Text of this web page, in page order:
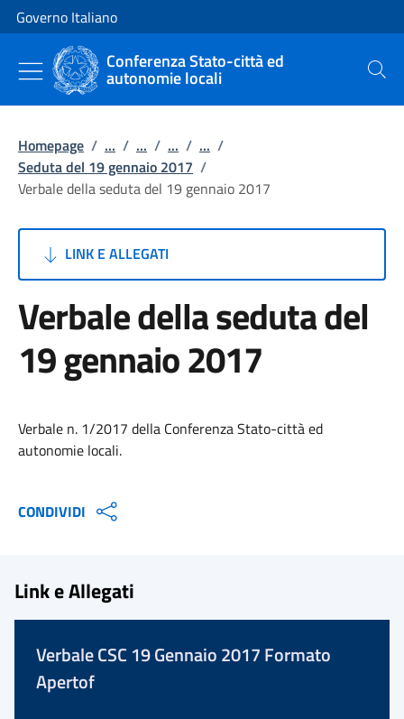
Vai al contenuto
Vai alla navigazione del sito
Governo Italiano
Conferenza Stato-città ed
autonomie locali Cerca
Homepage / ... / ... / ... / ... /
Seduta del 19 gennaio 2017 /
Verbale della seduta del 19 gennaio 2017
LINK E ALLEGATI
Verbale della seduta del
19 gennaio 2017
Verbale n. 1/2017 della Conferenza Stato-città ed
autonomie locali.
CONDIVIDI
Link e Allegati
Verbale CSC 19 Gennaio 2017 Formato
Apertof